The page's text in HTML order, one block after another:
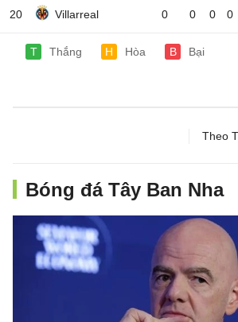
20 Villarreal 0 0 0 0
T Thắng H Hòa B Bại
Theo
Bóng đá Tây Ban Nha